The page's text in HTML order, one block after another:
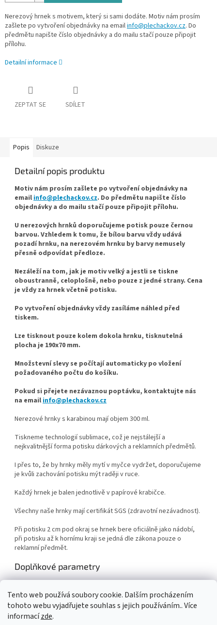
Tento web používá soubory cookie. Dalším procházením
tohoto webu vyjadřujete souhlas s jejich používáním.. Více
informacízde.
Nerezový hrnek s motivem, který si sami dodáte. Motiv nám prosím
zašlete po vytvoření objednávky na emailinfo@plechackov.cz. Do
předmětu napište číslo objednávky a do mailu stačí pouze připojit
přílohu.
Detailní informace
ZEPTAT SE SDÍLET
Popis Diskuze
Detailní popis produktu
Motiv nám prosím zašlete po vytvoření objednávky na
emailinfo@plechackov.cz. Do předmětu napište číslo
objednávky a do mailu stačí pouze připojit přílohu.
U nerezových hrnků doporučujeme potisk pouze černou
barvou. Vzhledem k tomu, že bílou barvu vždy udává
pozadí hrnku, na nerezovém hrnku by barvy nemusely
přesně odpovídat předloze.
Nezáleží na tom, jak je motiv velký a jestli se tiskne
oboustranně, celoplošně, nebo pouze z jedné strany. Cena
je vždy za hrnek včetně potisku.
Po vytvoření objednávky vždy zasíláme náhled před
tiskem.
Lze tisknout pouze kolem dokola hrnku, tisknutelná
plocha je 190x70 mm.
Množstevní slevy se počítají automaticky po vložení
požadovaného počtu do košíku.
Pokud si přejete nezávaznou poptávku, kontaktujte nás
na emailinfo@plechackov.cz
Nerezové hrnky s karabinou mají objem 300 ml.
Tiskneme technologií sublimace, což je nejstálejší a
nejkvalitnější forma potisku dárkových a reklamních předmětů.
I přes to, že by hrnky měly mytí v myčce vydržet, doporučujeme
je kvůli zachování potisku mýt raději v ruce.
Každý hrnek je balen jednotlivě v papírové krabičce.
Všechny naše hrnky mají certifikát SGS (zdravotní nezávadnost).
Při potisku 2 cm pod okraj se hrnek bere oficiálně jako nádobí,
při potisku až k hornímu kraji se jedná dle zákona pouze o
reklamní předmět.
Doplňkové parametry
Záruka: 2 roky